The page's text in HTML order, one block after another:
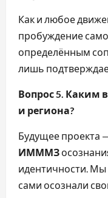
Как и любое
пробуждение
определённым
лишь
Вопрос 5. Каким
и региона?
Будущее проекта
ИМММЗ
идентичности. Мы
сами осознали